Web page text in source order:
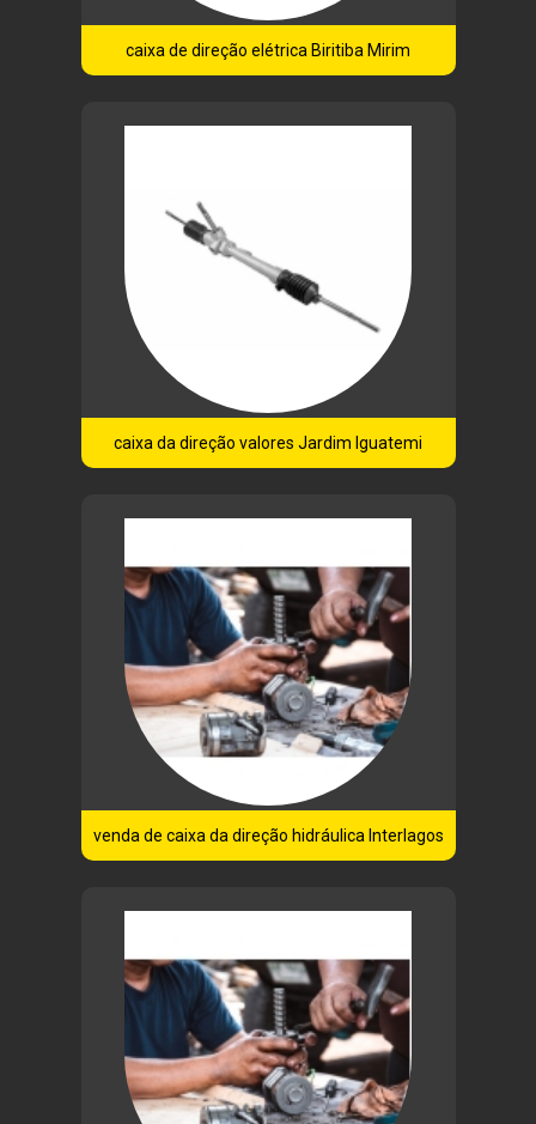
caixa de direção elétrica Biritiba Mirim
caixa da direção valores Jardim Iguatemi
venda de caixa da direção hidráulica Interlagos